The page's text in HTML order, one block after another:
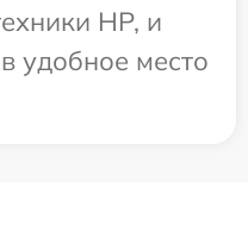
HP, и
удобное место